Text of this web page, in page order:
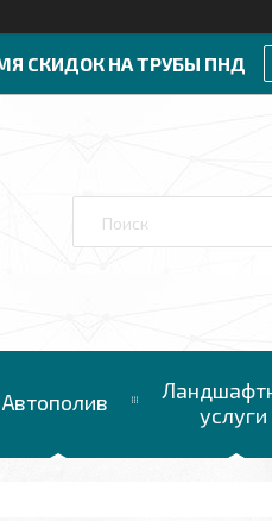
СКИДОК НА ТРУБЫ ПНД
Автополив
услуги